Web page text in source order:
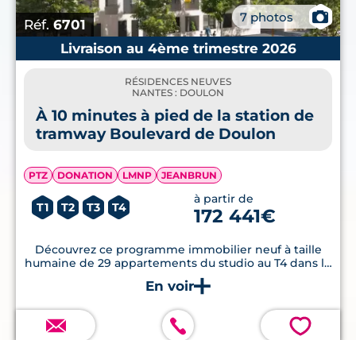
Réf. 6701 7 photos
📷
Livraison au 4ème trimestre 2026
RÉSIDENCES NEUVES
NANTES : DOULON
À 10 minutes à pied de la station de
tramway Boulevard de Doulon
PTZ DONATION LMNP JEANBRUN
T1 T2 T3 T4
à partir de
172 441€
Découvrez ce programme immobilier neuf à taille
humaine de 29 appartements du studio au T4 dans le
quartier Doulon, proche Saint-Donatien à deux pas
des commerces, écoles , transports et services de
💗